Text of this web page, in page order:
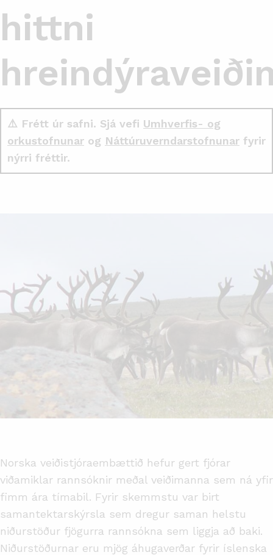
hittni
⚠️ Frétt úr safni. Sjá vefi Umhverfis- og
orkustofnunar og Náttúruverndarstofnunar fyrir
nýrri fréttir.
Norska veiðistjóraembættið hefur gert fjórar
viðamiklar rannsóknir meðal veiðimanna sem ná yfir
fimm ára tímabil. Fyrir skemmstu var birt
samantektarskýrsla sem dregur saman helstu
niðurstöður fjögurra rannsókna sem liggja að baki.
Niðurstöðurnar eru mjög áhugaverðar fyrir íslenska